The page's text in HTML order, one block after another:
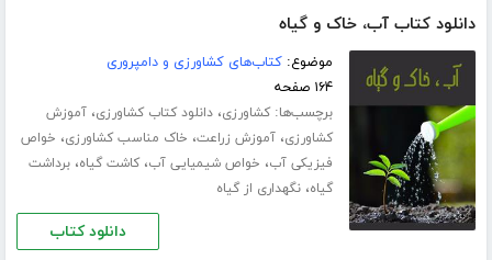
دانلود کتاب آب، خاک و گیاه
موضوع:کتاب‌های کشاورزی و دامپروری
۱۶۴ صفحه
برچسب‌ها:کشاورزی،دانلود کتاب کشاورزی،آموزش
کشاورزی،آموزش زراعت، خاک مناسب کشاورزی، خواص
فیزیکی آب، خواص شیمیایی آب،کاشت گیاه،برداشت
گیاه،نگهداری از گیاه
دانلود کتاب